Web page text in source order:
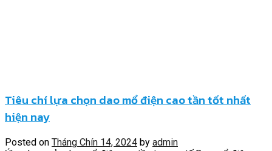
Tiêu chí lựa chọn dao mổ điện cao tần tốt nhất
hiện nay
Posted on Tháng Chín 14, 2024 by admin